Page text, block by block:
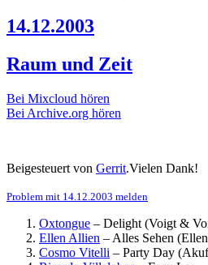
14.12.2003
Raum und Zeit
Bei Mixcloud hören
Bei Archive.org hören
Beigesteuert von Gerrit.Vielen Dank!
Problem mit 14.12.2003 melden
Oxtongue – Delight (Voigt &
Ellen Allien – Alles Sehen
Cosmo Vitelli – Party Day